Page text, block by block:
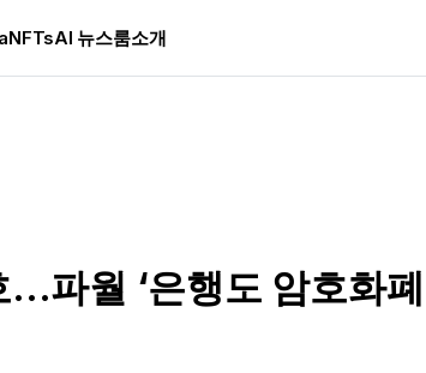
NFTsAI 뉴스룸소개
파월 ‘은행도 암호화